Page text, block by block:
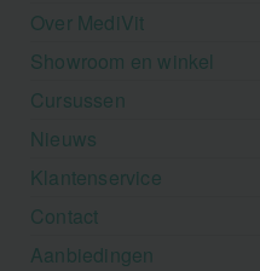
Over MediVit
Showroom en winkel
Cursussen
Nieuws
Klantenservice
Contact
Aanbiedingen